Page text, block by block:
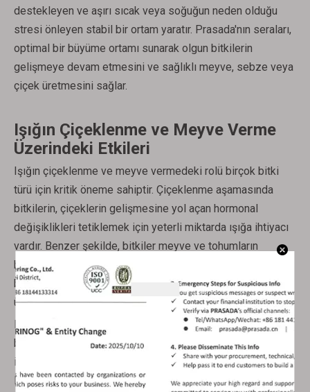
destekleyen ve aşırı sıcak veya soğuğun neden olduğu
stresi önleyen stabil bir ortam yaratır. Prasada'nın seraları,
optimal bir büyüme ortamı sunarak olgun bitkilerin
gelişmeye devam etmesini ve sağlıklı meyve, sebze veya
çiçek üretmesini sağlar.
Işığın Çiçeklenme ve Meyve Verme
Üzerindeki Etkileri
Işığın çiçeklenme ve meyve vermedeki rolü birçok bitki
türü için kritik öneme sahiptir. Çiçeklenme aşamasında
bitkilerin, çiçeklerin gelişmesine yol açan hormonal
değişiklikleri tetiklemek için yeterli miktarda ışığa ihtiyacı
vardır. Benzer şekilde, bitkiler meyve ve tohumların
büyümesi için enerji üretmek amacıyla güneş ışığına
bağımlı olduğundan, ışığın miktarı ve kalitesi de meyve
üretimini etkiler.
Bir cam serada ışık bitkilere eşit şekilde dağıtılarak
bitkilerin çiçeklenmeyi ve meyve vermeyi teşvik etmek
için gereken doğru ışık yoğunluğunu almaları sağlanır.
Prasada'nın cam seraları, büyüme mevsimi boyunca tutarlı